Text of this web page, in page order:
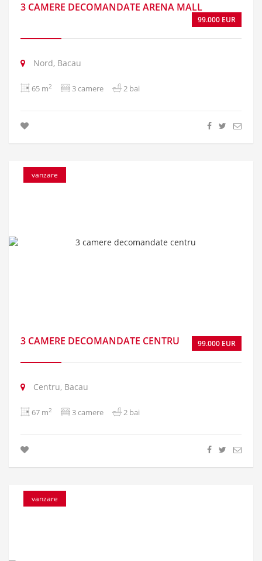
3 CAMERE DECOMANDATE ARENA MALL
99.000 EUR
Nord, Bacau
65 m2 3 camere 2 bai
3 CAMERE DECOMANDATE CENTRU 99.000 EUR
Centru, Bacau
67 m2 3 camere 2 bai
vanzare
vanzare